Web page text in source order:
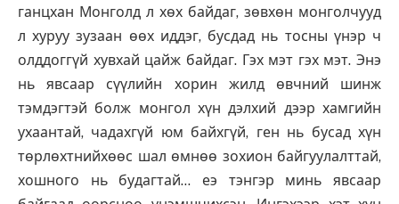
ганцхан Монголд л хөх байдаг, зөвхөн монголчууд
л хуруу зузаан өөх иддэг, бусдад нь тосны үнэр ч
олддоггүй хувхай цайж байдаг. Гэх мэт гэх мэт. Энэ
нь явсаар сүүлийн хорин жилд өвчний шинж
тэмдэгтэй болж монгол хүн дэлхий дээр хамгийн
ухаантай, чадахгүй юм байхгүй, ген нь бусад хүн
төрлөхтнийхөөс шал өмнөө зохион байгуулалттай,
хошного нь будагтай… еэ тэнгэр минь явсаар